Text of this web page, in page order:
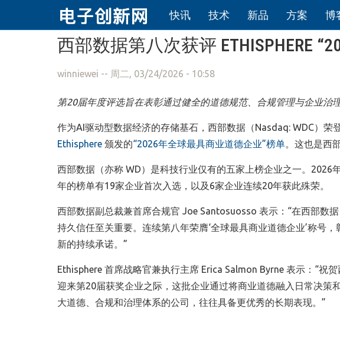
跳转到主要内容
快讯 技术 新品 方案 博
西部数据第八次获评 ETHISPHERE
winniewei -- 周二, 03/24/2026 - 10:58
第20届年度评选旨在表彰通过健全的道德规范、合规管理与企业治
作为AI驱动型数据经济的存储基石，西部数据（Nasdaq: WDC）荣
Ethisphere 颁发的“2026年全球最具商业道德企业”榜单。这也是西
西部数据（亦称 WD）是科技行业仅有的五家上榜企业之一。2026
年的榜单有19家企业首次入选，以及6家企业连续20年获此殊荣。
西部数据副总裁兼首席合规官 Joe Santosuosso 表示：“在西部数
持久信任至关重要。连续第八年荣膺‘全球最具商业道德企业’称号
新的持续承诺。”
Ethisphere 首席战略官兼执行主席 Erica Salmon Byrne 表示：“祝
迎来第20届获奖企业之际，这批企业通过将商业道德融入日常决策
大道德、合规和治理体系的公司，往往具备更优秀的长期表现。”